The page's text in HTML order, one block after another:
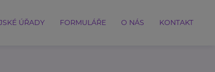
ÚŘADY FORMULÁŘE O NÁS KONTAKT